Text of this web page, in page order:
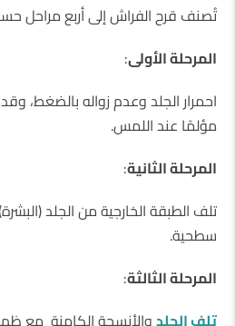
تُصنف قرح الفراش إلى أربع مراحل
المرحلة الأولى:
احمرار الجلد وعدم زواله بالضغط،
مؤلمًا عند اللمس.
المرحلة الثانية:
تلف الطبقة الخارجية من الجلد
سطحية.
المرحلة الثالثة:
تلف الجلدوالأنسجة الكامنة مع